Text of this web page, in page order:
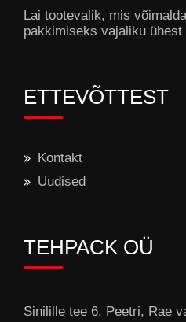
Lai tootevalik, mis
pakkimiseks vajaliku ühest
ETTEVÕTTEST
Kontakt
Uudised
TEHPACK OÜ
Sinilille tee 6, Peetri, Rae